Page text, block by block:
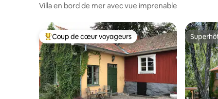
Villa en bord de mer avec vue imprenable
Coups de cœur voyageurs les plus appréciés
Coup de cœur voyageurs